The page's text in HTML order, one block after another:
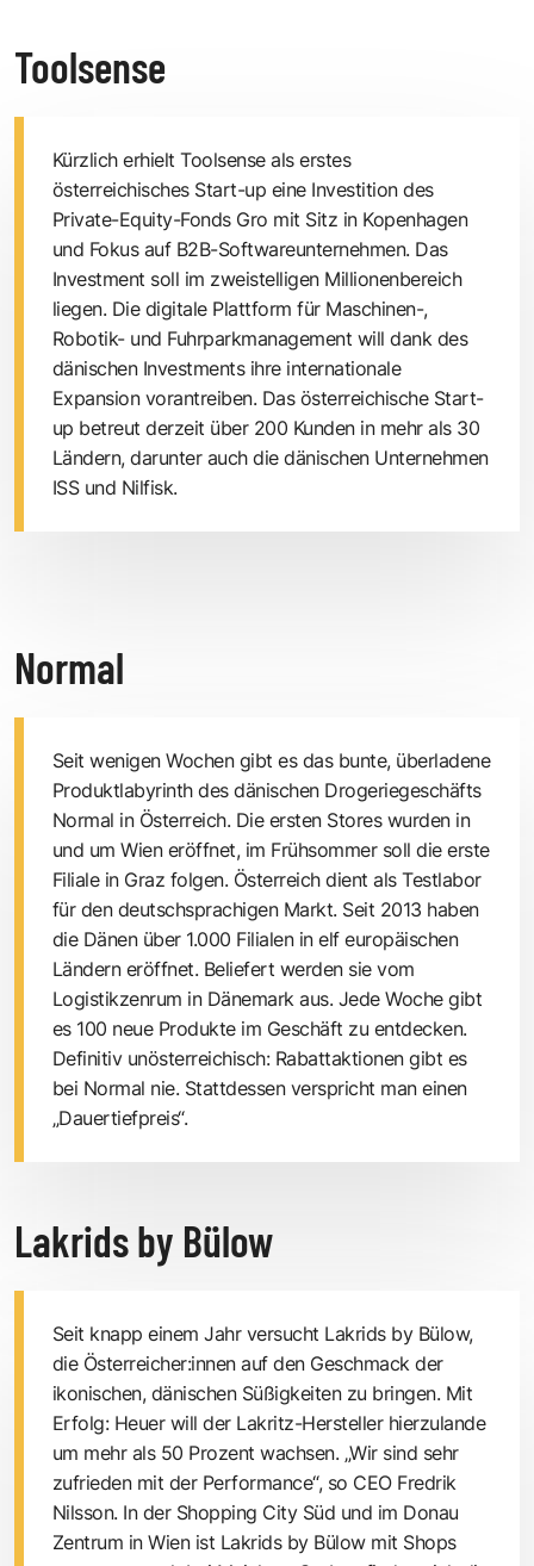
Toolsense
Kürzlich erhielt Toolsense als erstes
österreichisches Start-up eine Investition des
Private-Equity-Fonds Gro mit Sitz in Kopenhagen
und Fokus auf B2B-Softwareunternehmen. Das
Investment soll im zweistelligen Millionenbereich
liegen. Die digitale Plattform für Maschinen-,
Robotik- und Fuhrparkmanagement will dank des
dänischen Investments ihre internationale
Expansion vorantreiben. Das österreichische Start-
up betreut derzeit über 200 Kunden in mehr als 30
Ländern, darunter auch die dänischen Unternehmen
ISS und Nilfisk.
Normal
Seit wenigen Wochen gibt es das bunte, überladene
Produktlabyrinth des dänischen Drogeriegeschäfts
Normal in Österreich. Die ersten Stores wurden in
und um Wien eröffnet, im Frühsommer soll die erste
Filiale in Graz folgen. Österreich dient als Testlabor
für den deutschsprachigen Markt. Seit 2013 haben
die Dänen über 1.000 Filialen in elf europäischen
Ländern eröffnet. Beliefert werden sie vom
Logistikzenrum in Dänemark aus. Jede Woche gibt
es 100 neue Produkte im Geschäft zu entdecken.
Definitiv unösterreichisch: Rabattaktionen gibt es
bei Normal nie. Stattdessen verspricht man einen
„Dauertiefpreis“.
Lakrids by Bülow
Seit knapp einem Jahr versucht Lakrids by Bülow,
die Österreicher:innen auf den Geschmack der
ikonischen, dänischen Süßigkeiten zu bringen. Mit
Erfolg: Heuer will der Lakritz-Hersteller hierzulande
um mehr als 50 Prozent wachsen. „Wir sind sehr
zufrieden mit der Performance“, so CEO Fredrik
Nilsson. In der Shopping City Süd und im Donau
Zentrum in Wien ist Lakrids by Bülow mit Shops